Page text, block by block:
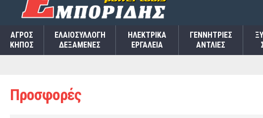
ΑΓΡΌΣ
ΚΉΠΟΣ
ΕΛΑΙΟΣΥΛΛΟΓΉ
ΔΕΞΑΜΕΝΈΣ
ΗΛΕΚΤΡΙΚΆ
ΕΡΓΑΛΕΊΑ
ΓΕΝΝΉΤΡΙΕΣ
ΑΝΤΛΊΕΣ
Προσφορές